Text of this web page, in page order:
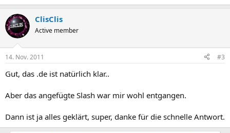
ClisClis
Active member
14. Nov. 2011 #3
Gut, das .de ist natürlich klar..
Aber das angefügte Slash war mir wohl entgangen.
Dann ist ja alles geklärt, super, danke für die schnelle Antwort.